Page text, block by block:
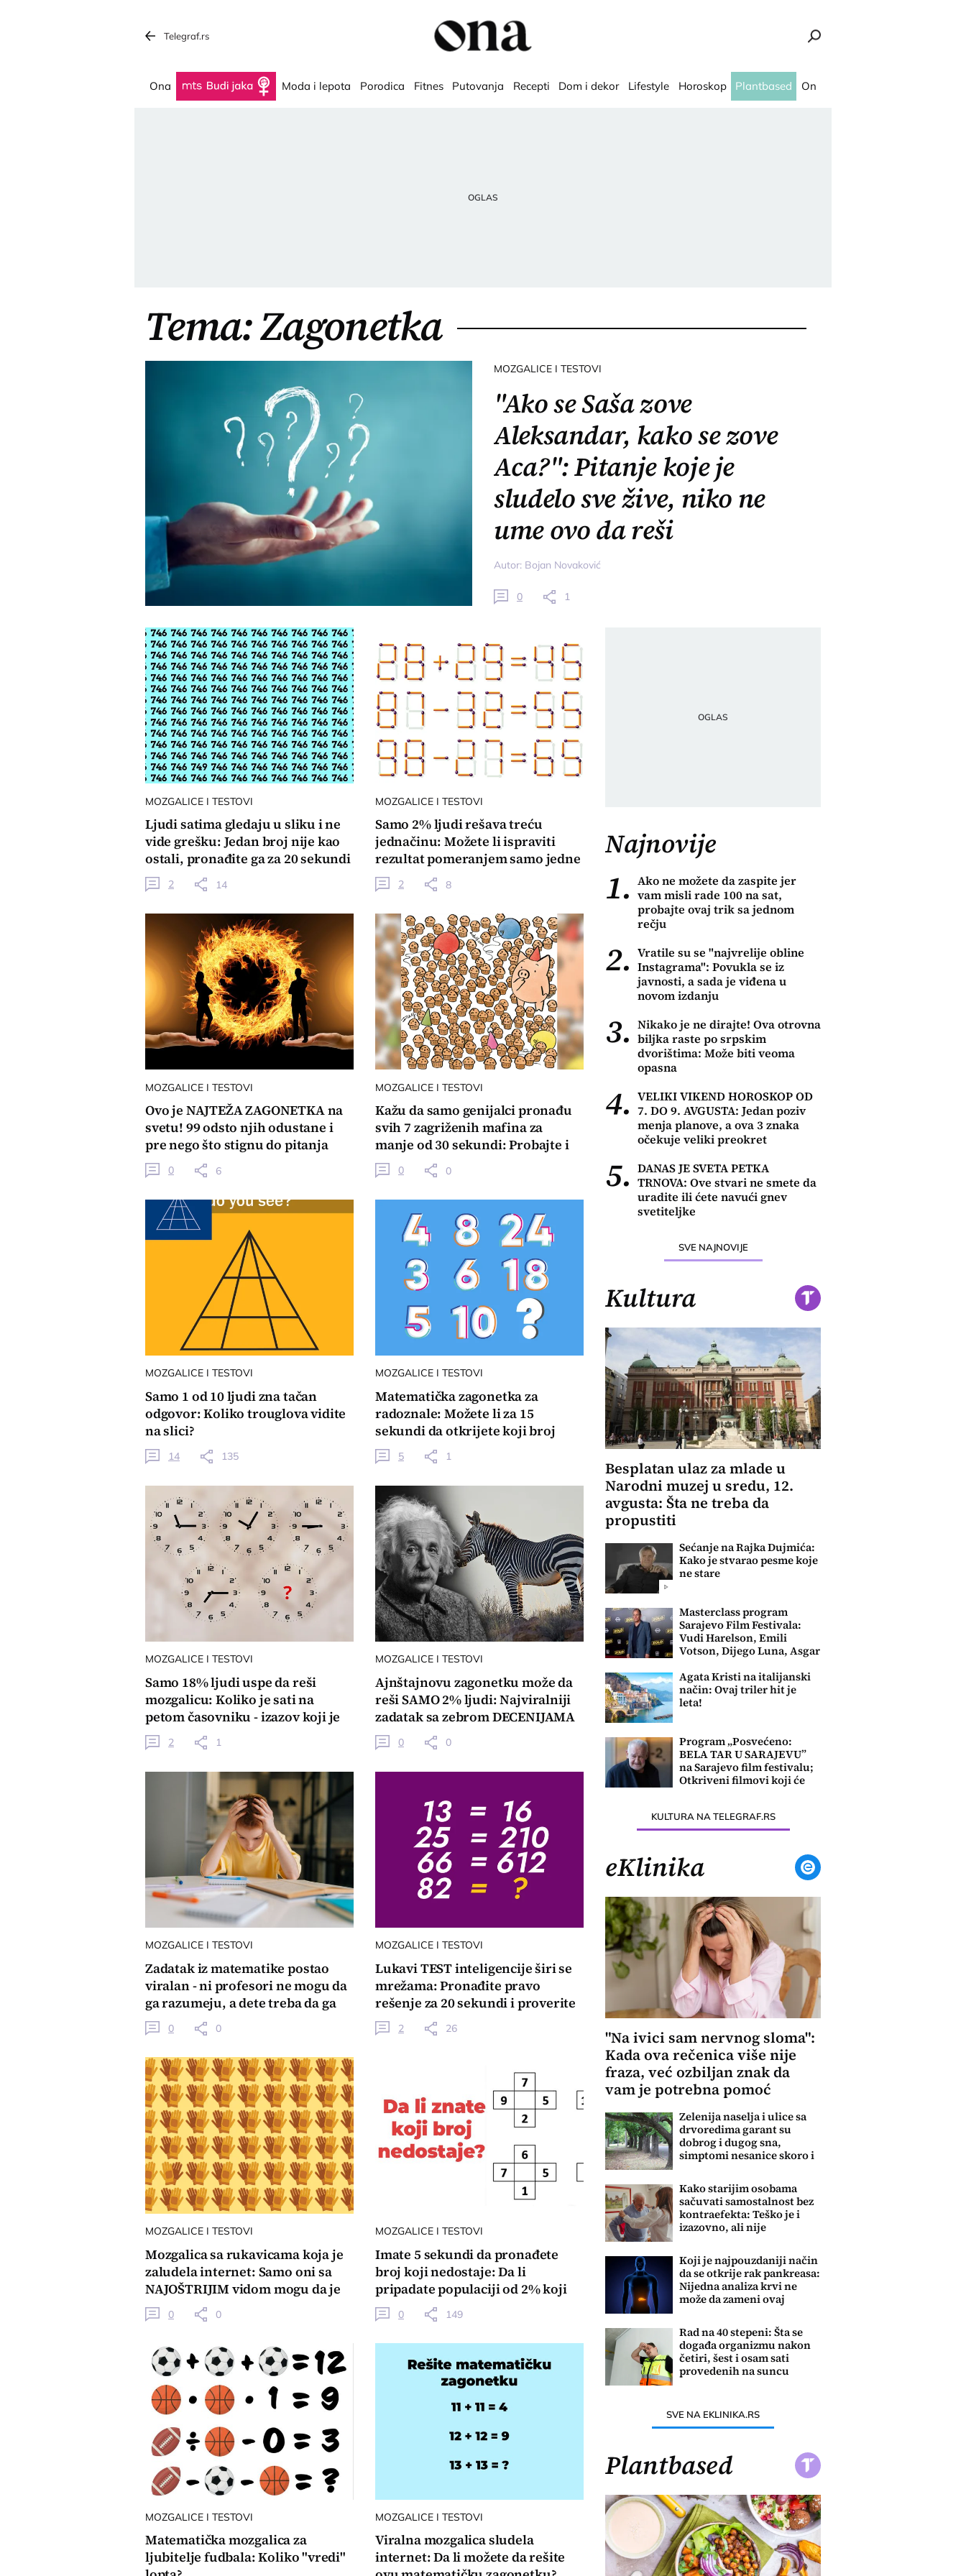
Telegraf.rs
Ona Budi jaka Moda i lepota Porodica Fitnes Putovanja Recepti Dom i dekor Lifestyle Horoskop Plantbased On
Tema: Zagonetka
MOZGALICE I TESTOVI
"Ako se Saša zove
Aleksandar, kako se zove
Aca?": Pitanje koje je
sludelo sve žive, niko ne
ume ovo da reši
Autor: Bojan Novaković
0 1
MOZGALICE I TESTOVI
Ljudi satima gledaju u sliku i ne
vide grešku: Jedan broj nije kao
ostali, pronađite ga za 20 sekundi
2 14
MOZGALICE I TESTOVI
Samo 2% ljudi rešava treću
jednačinu: Možete li ispraviti
rezultat pomeranjem samo jedne
šibice?
2 8
MOZGALICE I TESTOVI
Ovo je NAJTEŽA ZAGONETKA na
svetu! 99 odsto njih odustane i
pre nego što stignu do pitanja
0 6
MOZGALICE I TESTOVI
Kažu da samo genijalci pronađu
svih 7 zagriženih mafina za
manje od 30 sekundi: Probajte i
javite rezultat!
0 0
MOZGALICE I TESTOVI
Samo 1 od 10 ljudi zna tačan
odgovor: Koliko trouglova vidite
na slici?
14 135
MOZGALICE I TESTOVI
Matematička zagonetka za
radoznale: Možete li za 15
sekundi da otkrijete koji broj
treba upisati u kockicu?
5 1
MOZGALICE I TESTOVI
Samo 18% ljudi uspe da reši
mozgalicu: Koliko je sati na
petom časovniku - izazov koji je
zaludeo mreže!
2 1
MOZGALICE I TESTOVI
Ajnštajnovu zagonetku može da
reši SAMO 2% ljudi: Najviralniji
zadatak sa zebrom DECENIJAMA
MUČI SVET
0 0
MOZGALICE I TESTOVI
Zadatak iz matematike postao
viralan - ni profesori ne mogu da
ga razumeju, a dete treba da ga
reši!"0 0
MOZGALICE I TESTOVI
Lukavi TEST inteligencije širi se
mrežama: Pronađite pravo
rešenje za 20 sekundi i proverite
moć zapažanja
2 26
MOZGALICE I TESTOVI
Mozgalica sa rukavicama koja je
zaludela internet: Samo oni sa
NAJOŠTRIJIM vidom mogu da je
reše za 15 sekundi
0 0
MOZGALICE I TESTOVI
Imate 5 sekundi da pronađete
broj koji nedostaje: Da li
pripadate populaciji od 2% koji
su uspeli?
0 149
MOZGALICE I TESTOVI
Matematička mozgalica za
ljubitelje fudbala: Koliko "vredi"
MOZGALICE I TESTOVI
Viralna mozgalica sludela
internet: Da li možete da rešite
Najnovije
1. Ako ne možete da zaspite jer
vam misli rade 100 na sat,
probajte ovaj trik sa jednom
rečju
2. Vratile su se "najvrelije obline
Instagrama": Povukla se iz
javnosti, a sada je viđena u
novom izdanju
3. Nikako je ne dirajte! Ova otrovna
biljka raste po srpskim
dvorištima: Može biti veoma
opasna
4. VELIKI VIKEND HOROSKOP OD
7. DO 9. AVGUSTA: Jedan poziv
menja planove, a ova 3 znaka
očekuje veliki preokret
5. DANAS JE SVETA PETKA
TRNOVA: Ove stvari ne smete da
uradite ili ćete navući gnev
svetiteljke
SVE NAJNOVIJE
Kultura
Besplatan ulaz za mlade u
Narodni muzej u sredu, 12.
avgusta: Šta ne treba da
propustiti
Sećanje na Rajka Dujmića:
Kako je stvarao pesme koje
ne stare
Masterclass program
Sarajevo Film Festivala:
Vudi Harelson, Emili
Votson, Dijego Luna, Asgar
Agata Kristi na italijanski
način: Ovaj triler hit je
leta!
Program „Posvećeno:
BELA TAR U SARAJEVU”
na Sarajevo film festivalu;
Otkriveni filmovi koji će
KULTURA NA TELEGRAF.RS
eKlinika
"Na ivici sam nervnog sloma":
Kada ova rečenica više nije
fraza, već ozbiljan znak da
vam je potrebna pomoć
Zelenija naselja i ulice sa
drvoredima garant su
dobrog i dugog sna,
simptomi nesanice skoro i
Kako starijim osobama
sačuvati samostalnost bez
kontraefekta: Teško je i
izazovno, ali nije
Koji je najpouzdaniji način
da se otkrije rak pankreasa:
Nijedna analiza krvi ne
može da zameni ovaj
Rad na 40 stepeni: Šta se
događa organizmu nakon
četiri, šest i osam sati
provedenih na suncu
SVE NA EKLINIKA.RS
Plantbased